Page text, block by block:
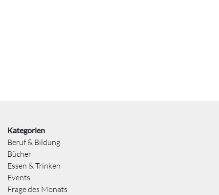
Kategorien
Beruf & Bildung
Bücher
Essen & Trinken
Events
Frage des Monats